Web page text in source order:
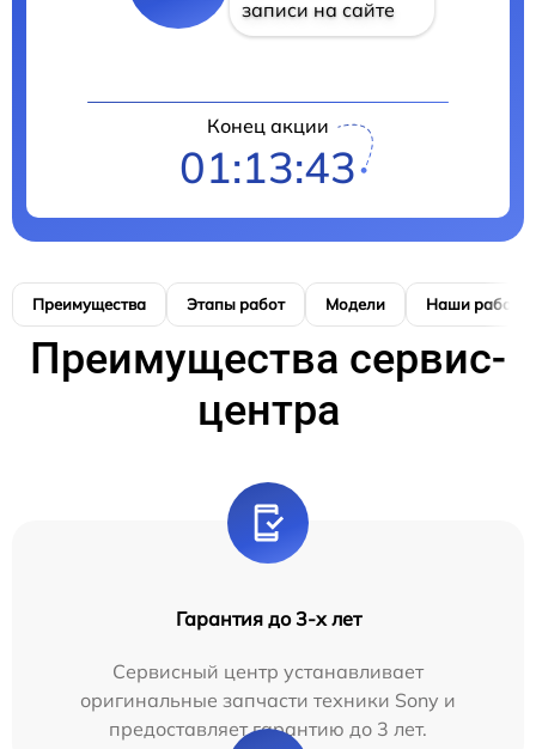
записи на сайте
Конец акции
01:13:42
Преимущества Этапы работ Модели Наши работы
Преимущества сервис-
центра
Гарантия до 3-х лет
Сервисный центр устанавливает
оригинальные запчасти техники Sony и
предоставляет гарантию до 3 лет.